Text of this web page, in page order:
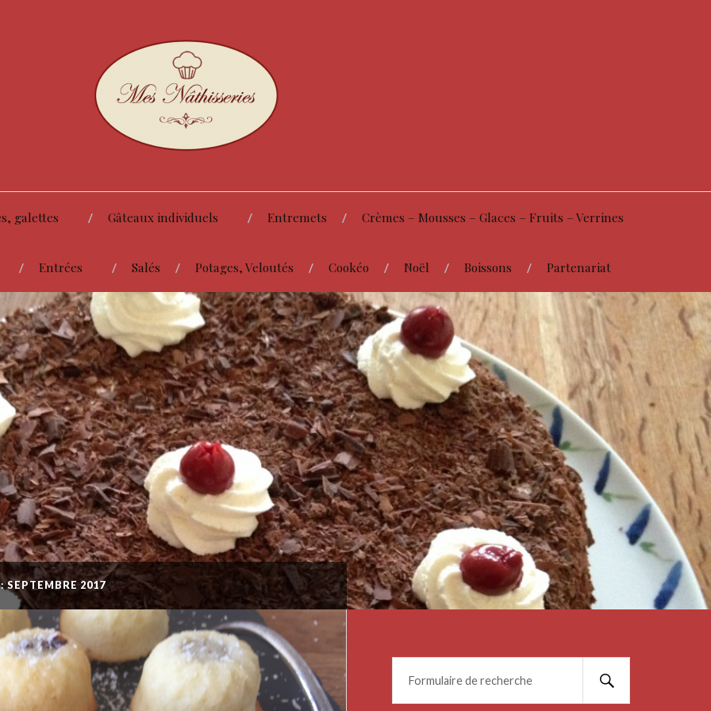
galettes Gâteaux individuels Entremets Crèmes – Mousses – Glaces – Fruits – Verrines
Entrées Salés Potages, Veloutés Cookéo Noël Boissons Partenariat
SEPTEMBRE 2017